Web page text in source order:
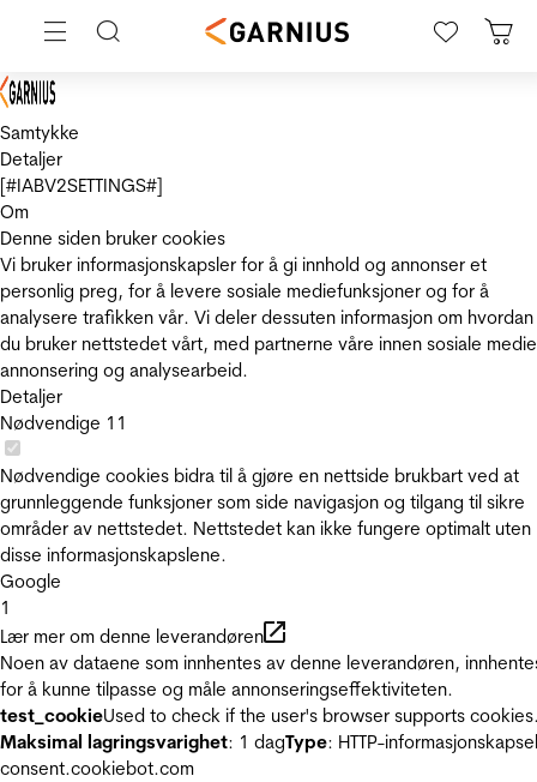
Samtykke
Detaljer
[#IABV2SETTINGS#]
Om
Denne siden bruker cookies
Vi bruker informasjonskapsler for å gi innhold og annonser et
personlig preg, for å levere sosiale mediefunksjoner og for å
analysere trafikken vår. Vi deler dessuten informasjon om hvordan
du bruker nettstedet vårt, med partnerne våre innen sosiale
annonsering og analysearbeid.
Detaljer
Nødvendige 11
Nødvendige cookies bidra til å gjøre en nettside brukbart ved at
grunnleggende funksjoner som side navigasjon og tilgang til sikre
områder av nettstedet. Nettstedet kan ikke fungere optimalt uten
disse informasjonskapslene.
Google
1
Lær mer om denne leverandøren
Noen av dataene som innhentes av denne leverandøren,
for å kunne tilpasse og måle annonseringseffektiviteten.
test_cookieUsed to check if the user's browser supports
Maksimal lagringsvarighet: 1 dagType: HTTP-informasjonskapsel
consent.cookiebot.com